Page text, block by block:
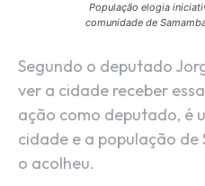
População elogia
comunidade de
Segundo o deputado
ver a cidade receber
ação como deputado, é
cidade e a população de
o acolheu.